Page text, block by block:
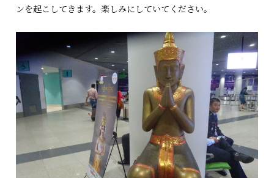
ンを起こしてきます。楽しみにしていてください。